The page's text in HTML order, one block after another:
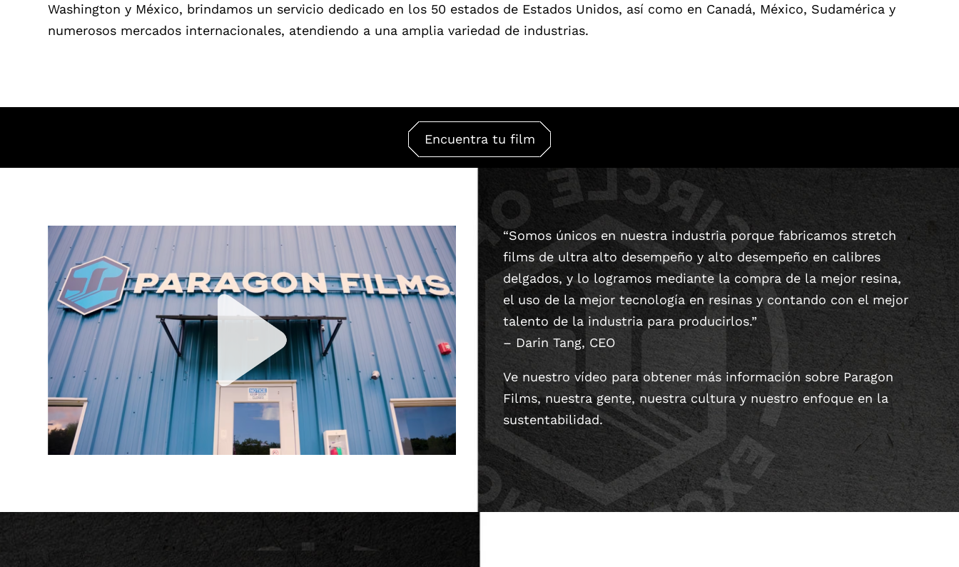
Washington y México, brindamos un servicio dedicado en los 50 estados de Estados Unidos, así como en Canadá, México, Sudamérica y
numerosos mercados internacionales, atendiendo a una amplia variedad de industrias.
Encuentra tu film
“Somos únicos en nuestra industria porque fabricamos stretch
films de ultra alto desempeño y alto desempeño en calibres
delgados, y lo logramos mediante la compra de la mejor resina,
el uso de la mejor tecnología en resinas y contando con el mejor
talento de la industria para producirlos.”
– Darin Tang, CEO
Ve nuestro vídeo para obtener más información sobre Paragon
Films, nuestra gente, nuestra cultura y nuestro enfoque en la
sustentabilidad.